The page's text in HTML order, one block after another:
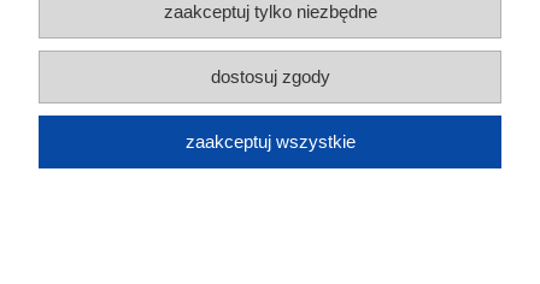
Bezbateryjny bezprzewodowy włącznik
światła złoty Linbell Linptech - nadajnik
zaakceptuj tylko niezbędne
dostosuj zgody
zaakceptuj wszystkie